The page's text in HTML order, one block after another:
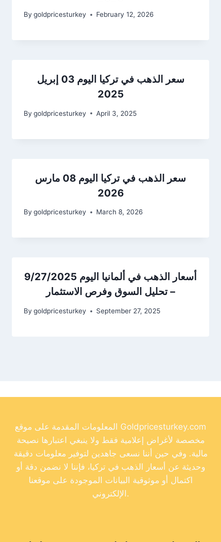
By goldpricesturkey February 12, 2026
سعر الذهب في تركيا اليوم 03 إبريل
2025
By goldpricesturkey April 3, 2025
سعر الذهب في تركيا اليوم 08 مارس
2026
By goldpricesturkey March 8, 2026
أسعار الذهب في ألمانيا اليوم 9/27/2025
– تحليل السوق وفرص الاستثمار
By goldpricesturkey September 27, 2025
المعلومات المقدمة على موقع Goldpricesturkey.com
مخصصة لأغراض إعلامية فقط ولا ينبغي اعتبارها نصيحة
مالية. وفي حين أننا نسعى جاهدين لتوفير معلومات دقيقة
وحديثة عن أسعار الذهب في تركيا، فإننا لا نضمن دقة أو
اكتمال أو موثوقية البيانات الموجودة على موقعنا
الإلكتروني.